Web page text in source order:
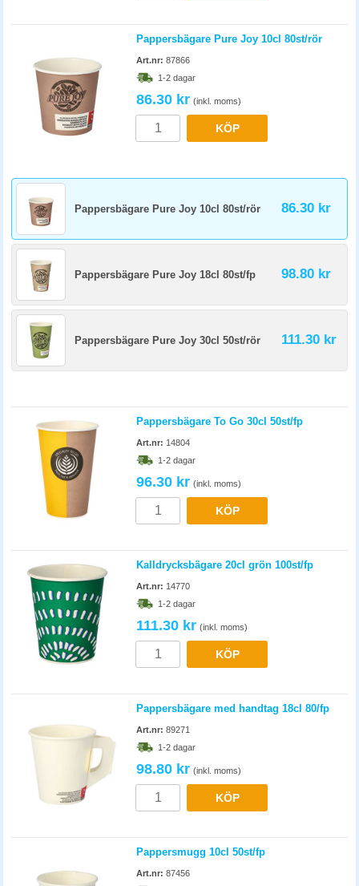
Pappersbägare Pure Joy 10cl 80st/rör
Art.nr: 87866
1-2 dagar
86.30 kr (inkl. moms)
KÖP
Pappersbägare Pure Joy 10cl 80st/rör 86.30 kr
Pappersbägare Pure Joy 18cl 80st/fp 98.80 kr
Pappersbägare Pure Joy 30cl 50st/rör 111.30 kr
Pappersbägare To Go 30cl 50st/fp
Art.nr: 14804
1-2 dagar
96.30 kr (inkl. moms)
KÖP
Kalldrycksbägare 20cl grön 100st/fp
Art.nr: 14770
1-2 dagar
111.30 kr (inkl. moms)
KÖP
Pappersbägare med handtag 18cl 80/fp
Art.nr: 89271
1-2 dagar
98.80 kr (inkl. moms)
KÖP
Pappersmugg 10cl 50st/fp
Art.nr: 87456